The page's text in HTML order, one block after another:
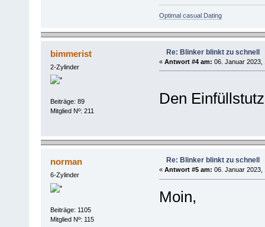
Optimal casual Dating
bimmerist
2-Zylinder
Beiträge: 89
Mitglied Nº: 211
Re: Blinker blinkt zu schnell
« Antwort #4 am: 06. Januar 2023,
Den
norman
6-Zylinder
Beiträge: 1105
Mitglied Nº: 115
Re: Blinker blinkt zu schnell
« Antwort #5 am: 06. Januar 2023,
Moin,